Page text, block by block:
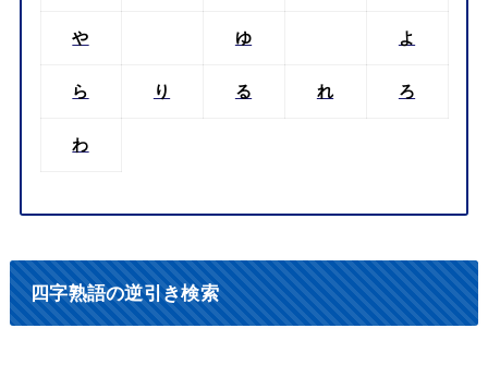
や ゆ よ
ら り る れ ろ
わ
四字熟語の逆引き検索